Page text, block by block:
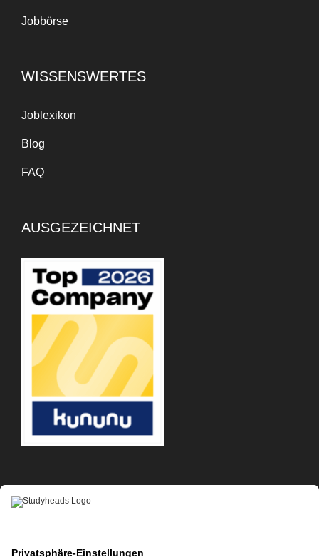
Jobbörse
WISSENSWERTES
Joblexikon
Blog
FAQ
AUSGEZEICHNET